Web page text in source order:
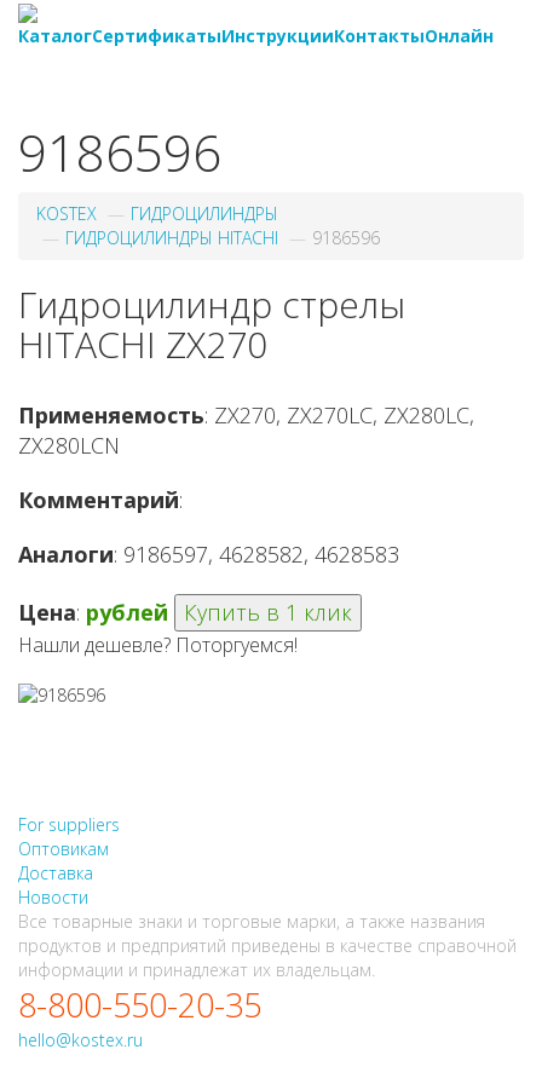
КаталогСертификатыИнструкцииКонтактыОнлайн
9186596
KOSTEX
ГИДРОЦИЛИНДРЫ
ГИДРОЦИЛИНДРЫ HITACHI
9186596
Гидроцилиндр стрелы
HITACHI ZX270
Применяемость: ZX270, ZX270LC, ZX280LC,
ZX280LCN
Комментарий:
Аналоги: 9186597, 4628582, 4628583
Цена: рублей Купить в 1 клик
Нашли дешевле? Поторгуемся!
For suppliers
Оптовикам
Доставка
Новости
Все товарные знаки и торговые марки, а также названия
продуктов и предприятий приведены в качестве справочной
информации и принадлежат их владельцам.
8-800-550-20-35
hello@kostex.ru